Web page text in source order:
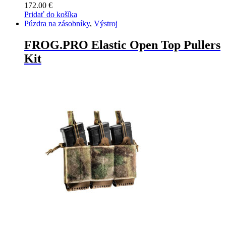
172.00 €
Pridať do košíka
Púzdra na zásobníky, Výstroj
FROG.PRO Elastic Open Top Pullers
Kit